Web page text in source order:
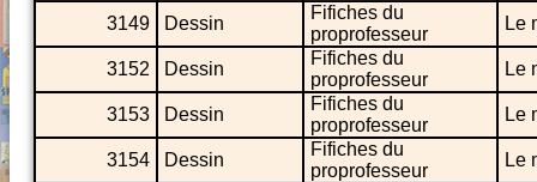
3149 Dessin
Fifiches du
proprofesseur
Le
3152 Dessin
Fifiches du
proprofesseur
Le
3153 Dessin
Fifiches du
proprofesseur
Le
3154 Dessin
Fifiches du
proprofesseur
Le